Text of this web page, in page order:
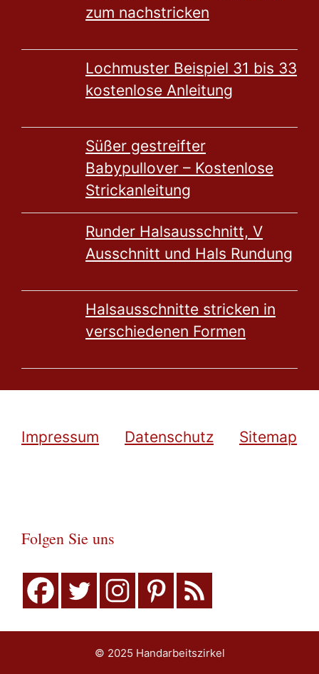
zum nachstricken
Lochmuster Beispiel 31 bis 33
kostenlose Anleitung
Süßer gestreifter
Babypullover – Kostenlose
Strickanleitung
Runder Halsausschnitt, V
Ausschnitt und Hals Rundung
Halsausschnitte stricken in
verschiedenen Formen
Impressum Datenschutz Sitemap
Folgen Sie uns
© 2025 Handarbeitszirkel